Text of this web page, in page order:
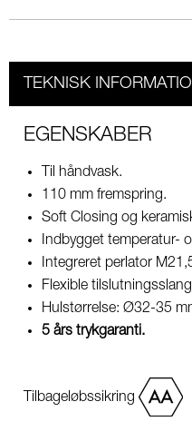
TEKNISK
EGENSKABER
Til håndvask.
110 mm fremspring.
Soft Closing og
Indbygget temperatur-
Integreret perlator
Flexible
Hulstørrelse: Ø32-35
5 års trykgaranti.
Tilbageløbssikring